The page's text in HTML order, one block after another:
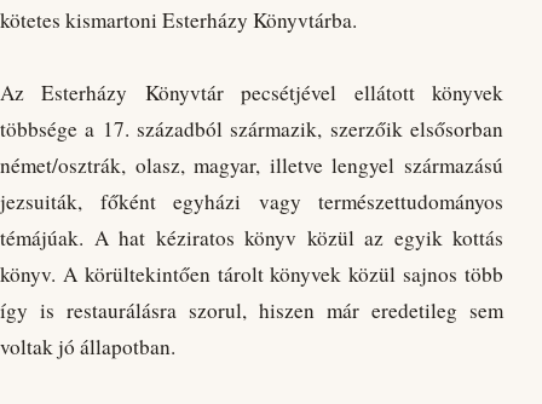
kötetes kismartoni Esterházy Könyvtárba.
Az Esterházy Könyvtár pecsétjével ellátott könyvek
többsége a 17. századból származik, szerzőik elsősorban
német/osztrák, olasz, magyar, illetve lengyel származású
jezsuiták, főként egyházi vagy természettudományos
témájúak. A hat kéziratos könyv közül az egyik kottás
könyv. A körültekintően tárolt könyvek közül sajnos több
így is restaurálásra szorul, hiszen már eredetileg sem
voltak jó állapotban.